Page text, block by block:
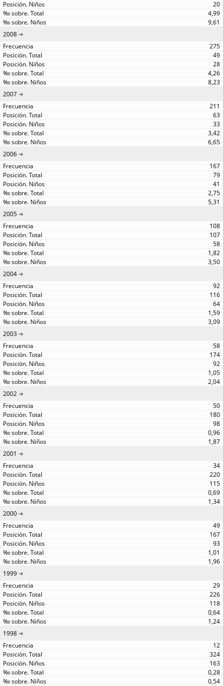
20
4,99
9,61
2008
275
49
28
4,26
8,23
2007
211
63
33
3,42
6,65
2006
167
79
41
2,75
5,31
2005
108
107
58
1,82
3,50
2004
92
116
64
1,59
3,09
2003
58
174
92
1,05
2,04
2002
50
180
98
0,96
1,87
2001
34
220
115
0,69
1,34
2000
49
167
93
1,01
1,96
1999
29
226
118
0,64
1,24
1998
12
324
163
0,28
0,54